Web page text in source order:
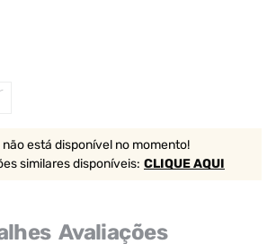
está disponível no momento!
similaresdisponíveis: CLIQUE AQUI
Avaliações